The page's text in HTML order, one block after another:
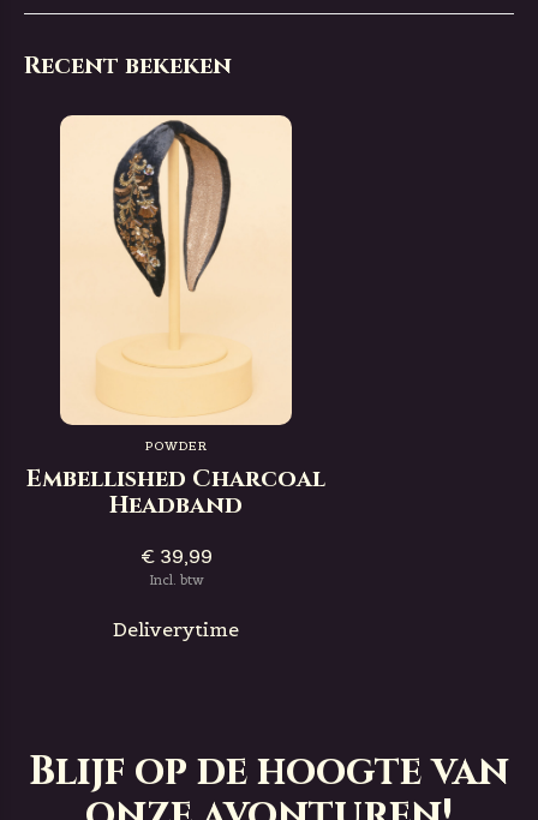
Recent bekeken
POWDER
Embellished Charcoal
Headband
€ 39,99
Incl. btw
Deliverytime
Blijf op de hoogte van